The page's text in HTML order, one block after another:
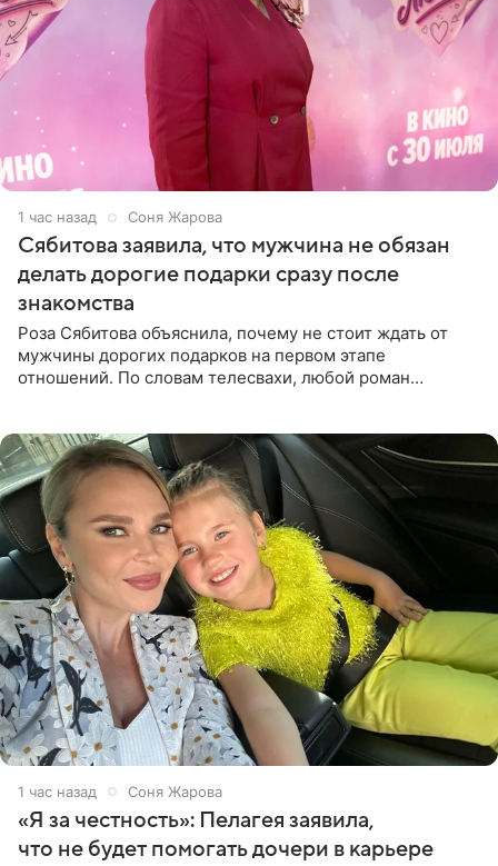
1 час назад Соня Жарова
Сябитова заявила, что мужчина не обязан
делать дорогие подарки сразу после
знакомства
Роза Сябитова объяснила, почему не стоит ждать от
мужчины дорогих подарков на первом этапе
отношений. По словам телесвахи, любой роман
1 час назад Соня Жарова
«Я за честность»: Пелагея заявила,
что не будет помогать дочери в карьере